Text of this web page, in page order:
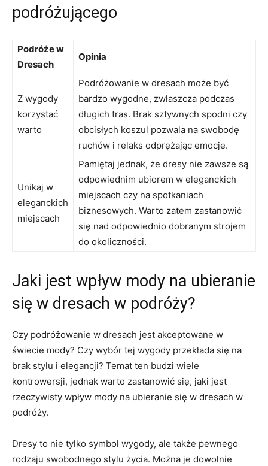
podróżującego
Podróże w
Dresach
Opinia
Z wygody
korzystać
⁢warto
Podróżowanie ‌w dresach ‌może ⁢być
bardzo wygodne, zwłaszcza podczas
długich tras. ⁣Brak sztywnych⁢ spodni czy
obcisłych ​koszul‌ pozwala na swobodę
ruchów i relaks odprężając emocje.
Unikaj⁣ w
⁤eleganckich
miejscach
Pamiętaj ​jednak, że ⁣dresy nie‍ zawsze są
odpowiednim⁣ ubiorem w eleganckich
⁢miejscach ‌czy na spotkaniach
biznesowych.⁣ Warto⁢ zatem zastanowić
się ⁢nad ​odpowiednio dobranym strojem
do okoliczności.
Jaki jest ⁤wpływ⁣ mody na ubieranie
się w ⁣dresach ‌w podróży?
Czy podróżowanie w dresach jest akceptowane w
świecie mody? ⁣Czy wybór ‍tej wygody przekłada ⁢się na‌
brak ​stylu i elegancji? Temat ten budzi wiele
kontrowersji, jednak warto zastanowić się, jaki‌ jest
⁣rzeczywisty⁢ wpływ mody na ubieranie się w dresach w
‍podróży.‍
Dresy to ​nie tylko symbol ‍wygody, ale także‍ pewnego
rodzaju swobodnego stylu ⁢życia.‍ Można je dowolnie